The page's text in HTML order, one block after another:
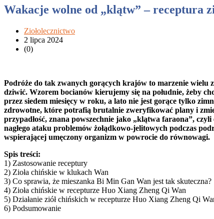
Wakacje wolne od „klątw” – receptura
Ziołolecznictwo
2 lipca 2024
(0)
Podróże do tak zwanych gorących krajów to marzenie wielu
dziwić. Wzorem bocianów kierujemy się na południe, żeby
przez siedem miesięcy w roku, a lato nie jest gorące tylko
zdrowotne, które potrafią brutalnie zweryfikować plany i
przypadłość, znana powszechnie jako „klątwa faraona”,
nagłego ataku problemów żołądkowo-jelitowych podczas
wspierającej umęczony organizm w powrocie do równowagi.
Spis treści:
1) Zastosowanie receptury
2) Zioła chińskie w klukach Wan
3) Co sprawia, że mieszanka Bi Min Gan Wan jest tak skuteczna?
4) Zioła chińskie w recepturze Huo Xiang Zheng Qi Wan
5) Działanie ziół chińskich w recepturze Huo Xiang Zheng Qi
6) Podsumowanie